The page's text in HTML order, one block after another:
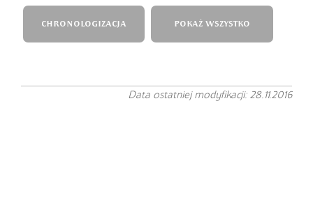
CHRONOLOGIZACJA POKAŻ WSZYSTKO
Data ostatniej modyfikacji: 28.11.2016